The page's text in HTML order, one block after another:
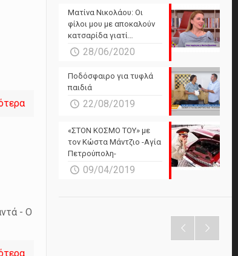
- Ο
Ματίνα Νικολάου: Οι
φίλοι μου με αποκαλούν
κατσαρίδα γιατί…
28/06/2020
Ποδόσφαιρο για τυφλά
παιδιά
22/08/2019
«ΣΤΟΝ ΚΟΣΜΟ ΤΟΥ» με
τον Κώστα Μάντζιο -Αγία
Πετρούπολη-
09/04/2019